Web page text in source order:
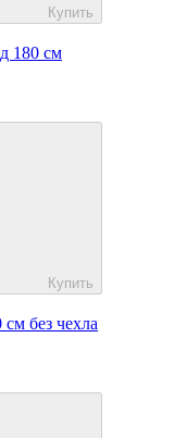
Купить
180 см
Купить
без чехла